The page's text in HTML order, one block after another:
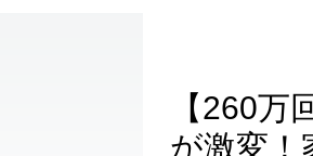
【260
が激変！